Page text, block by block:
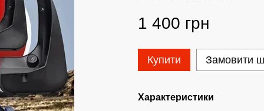
1 400 грн
Купити Замовити
Характеристики